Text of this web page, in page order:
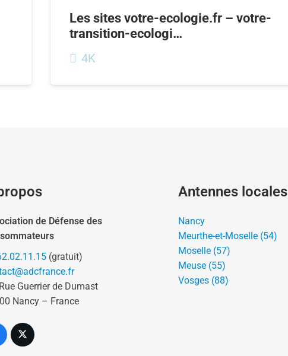
Les sites votre-ecologie.fr – votre-
transition-ecologi…
4K
de Défense des
(gratuit)
Guerrier de Dumast
Nancy – France
Antennes locales
Nancy
Meurthe-et-Moselle (54)
Moselle (57)
Meuse (55)
Vosges (88)